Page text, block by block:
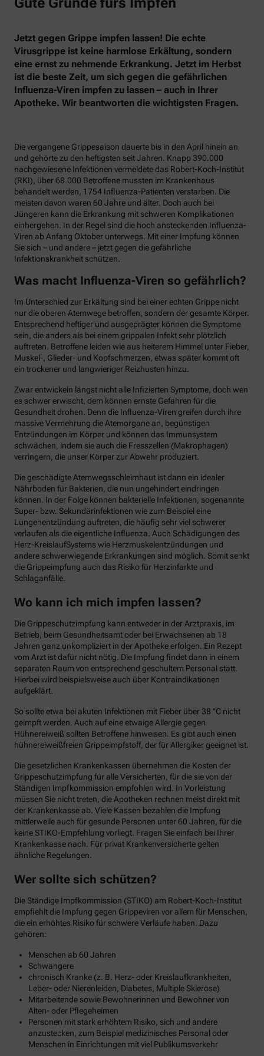
Jetzt gegen Grippe impfen lassen! Die echte
Virusgrippe ist keine harmlose Erkältung, sondern
eine ernst zu nehmende Erkrankung. Jetzt im Herbst
ist die beste Zeit, um sich gegen die gefährlichen
Influenza-Viren impfen zu lassen – auch in Ihrer
Apotheke. Wir beantworten die wichtigsten Fragen.
Die vergangene Grippesaison dauerte bis in den April hinein an
und gehörte zu den heftigsten seit Jahren. Knapp 390.000
nachgewiesene Infektionen vermeldete das Robert-Koch-Institut
(RKI), über 68.000 Betroffene mussten im Krankenhaus
behandelt werden, 1754 Influenza-Patienten verstarben. Die
meisten davon waren 60 Jahre und älter. Doch auch bei
Jüngeren kann die Erkrankung mit schweren Komplikationen
einhergehen. In der Regel sind die hoch ansteckenden Influenza-
Viren ab Anfang Oktober unterwegs. Mit einer Impfung können
Sie sich – und andere – jetzt gegen die gefährliche
Infektionskrankheit schützen.
Was macht Influenza-Viren so gefährlich?
Im Unterschied zur Erkältung sind bei einer echten Grippe nicht
nur die oberen Atemwege betroffen, sondern der gesamte Körper.
Entsprechend heftiger und ausgeprägter können die Symptome
sein, die anders als bei einem grippalen Infekt sehr plötzlich
auftreten. Betroffene leiden wie aus heiterem Himmel unter Fieber,
Muskel-, Glieder- und Kopfschmerzen, etwas später kommt oft
ein trockener und langwieriger Reizhusten hinzu.
Zwar entwickeln längst nicht alle Infizierten Symptome, doch wen
es schwer erwischt, dem können ernste Gefahren für die
Gesundheit drohen. Denn die Influenza-Viren greifen durch ihre
massive Vermehrung die Atemorgane an, begünstigen
Entzündungen im Körper und können das Immunsystem
schwächen, indem sie auch die Fresszellen (Makrophagen)
verringern, die unser Körper zur Abwehr produziert.
Die geschädigte Atemwegsschleimhaut ist dann ein idealer
Nährboden für Bakterien, die nun ungehindert eindringen
können. In der Folge können bakterielle Infektionen, sogenannte
Super- bzw. Sekundärinfektionen wie zum Beispiel eine
Lungenentzündung auftreten, die häufig sehr viel schwerer
verlaufen als die eigentliche Influenza. Auch Schädigungen des
Herz-KreislaufSystems wie Herzmuskelentzündungen und
andere schwerwiegende Erkrankungen sind möglich. Somit senkt
die Grippeimpfung auch das Risiko für Herzinfarkte und
Schlaganfälle.
Wo kann ich mich impfen lassen?
Die Grippeschutzimpfung kann entweder in der Arztpraxis, im
Betrieb, beim Gesundheitsamt oder bei Erwachsenen ab 18
Jahren ganz unkompliziert in der Apotheke erfolgen. Ein Rezept
vom Arzt ist dafür nicht nötig. Die Impfung findet dann in einem
separaten Raum von entsprechend geschultem Personal statt.
Hierbei wird beispielsweise auch über Kontraindikationen
aufgeklärt.
So sollte etwa bei akuten Infektionen mit Fieber über 38 °C nicht
geimpft werden. Auch auf eine etwaige Allergie gegen
Hühnereiweiß sollten Betroffene hinweisen. Es gibt auch einen
hühnereiweißfreien Grippeimpfstoff, der für Allergiker geeignet ist.
Die gesetzlichen Krankenkassen übernehmen die Kosten der
Grippeschutzimpfung für alle Versicherten, für die sie von der
Ständigen Impfkommission empfohlen wird. In Vorleistung
müssen Sie nicht treten, die Apotheken rechnen meist direkt mit
der Krankenkasse ab. Viele Kassen bezahlen die Impfung
mittlerweile auch für gesunde Personen unter 60 Jahren, für die
keine STIKO-Empfehlung vorliegt. Fragen Sie einfach bei Ihrer
Krankenkasse nach. Für privat Krankenversicherte gelten
ähnliche Regelungen.
Wer sollte sich schützen?
Die Ständige Impfkommission (STIKO) am Robert-Koch-Institut
empfiehlt die Impfung gegen Grippeviren vor allem für Menschen,
die ein erhöhtes Risiko für schwere Verläufe haben. Dazu
gehören:
Menschen ab 60 Jahren
Schwangere
chronisch Kranke (z. B. Herz- oder Kreislaufkrankheiten,
Leber- oder Nierenleiden, Diabetes, Multiple Sklerose)
Mitarbeitende sowie Bewohnerinnen und Bewohner von
Alten- oder Pflegeheimen
Personen mit stark erhöhtem Risiko, sich und andere
anzustecken, zum Beispiel medizinisches Personal oder
Menschen in Einrichtungen mit viel Publikumsverkehr